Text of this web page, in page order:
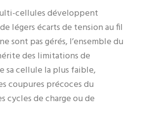
cellules développent
légers écarts de tension au fil
sont pas gérés, l’ensemble du
des limitations de
sa cellule la plus faible,
coupures précoces du
cycles de charge ou de